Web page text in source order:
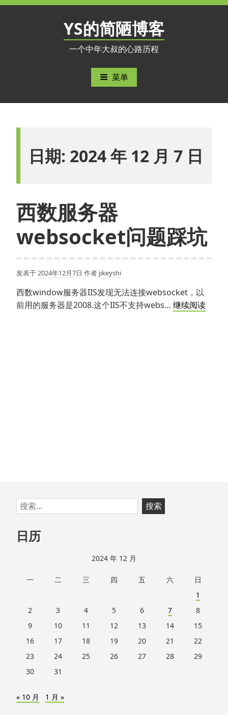
跳
YS的简陋博客
一个中年大叔的心路历程
菜单
日期: 2024 年 12 月 7 日
西数服务器
websocket问题踩坑
发表于2024年12月7日 作者 jikeyshi
西数window服务器IIS发现无法连接websocket，以
前用的服务器是2008.这个IIS不支持webs… 继续阅读西
跳
至
页
脚
搜
索：
日历
2024 年 12 月
一 二 三 四 五 六
日
1
2
3 4 5 6 7
8
9
10 11 12 13 14
15
16
17 18 19 20 21
22
23
24 25 26 27 28
29
30
31
« 10 月 1 月 »